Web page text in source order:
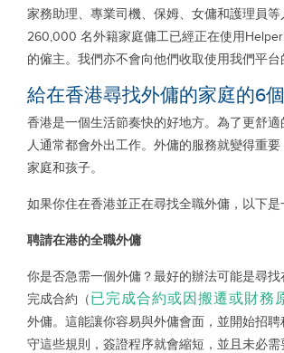
家務助理、專業司機、保姆、女傭和護理員等
260,000 名外籍家庭傭工已經正在使用
的僱主。我們亦不會向他們收取使用我們平台
給在香港尋找外傭的家庭的6
香港是一個生活節奏快的好地方。為了更舒
人通常都會外出工作。外傭的服務就變得重
家庭和孩子。
如果你住在香港並正在尋找全職外傭，以下是
聘請在港的全職外傭
你是否急需一個外傭？最好的辦法可能是尋
完成合約（已完成合約或因搬遷或財務
外傭。這能讓你容易與外傭會面，並開始招
守這些規則，簽證程序就會縮短，並且未必